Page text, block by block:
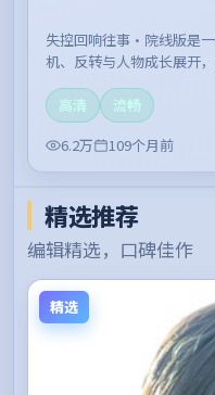
失控回响往事·院线版是
机、反转与人物成长展开
高清
流畅
6.2万
109个月前
精选推荐
编辑精选，口碑佳作
精选